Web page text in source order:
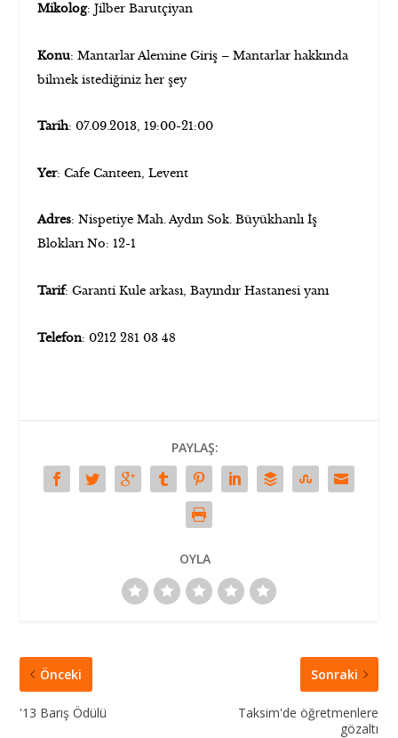
Mikolog: Jilber Barutçiyan
Konu: Mantarlar Alemine Giriş – Mantarlar hakkında
bilmek istediğiniz her şey
Tarih: 07.09.2013, 19:00-21:00
Yer: Cafe Canteen, Levent
Adres: Nispetiye Mah. Aydın Sok. Büyükhanlı İş
Blokları No: 12-1
Tarif: Garanti Kule arkası, Bayındır Hastanesi yanı
Telefon: 0212 281 03 48
PAYLAŞ:
OYLA
Önceki
'13 Barış Ödülü
Sonraki
Taksim'de öğretmenlere
gözaltı